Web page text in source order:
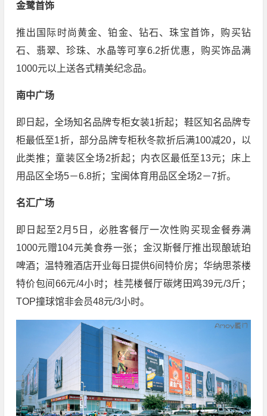
金鹭首饰
推出国际时尚黄金、铂金、钻石、珠宝首饰，购买钻
石、翡翠、珍珠、水晶等可享6.2折优惠，购买饰品满
1000元以上送各式精美纪念品。
南中广场
即日起，全场知名品牌专柜女装1折起；鞋区知名品牌专
柜最低至1折，部分品牌专柜秋冬款折后满100减20，以
此类推；童装区全场2折起；内衣区最低至13元；床上
用品区全场5－6.8折；宝闽体育用品区全场2－7折。
名汇广场
即日起至2月5日，必胜客餐厅一次性购买现金餐券满
1000元赠104元美食券一张；金汉斯餐厅推出现酿琥珀
啤酒；温特雅酒店开业每日提供6间特价房；华纳思茶楼
特价包间66元/4小时；桂芫楼餐厅碳烤田鸡39元/3斤；
TOP撞球馆非会员48元/3小时。